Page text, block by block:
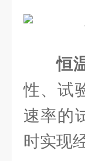
恒
性、试
速率的
时实现